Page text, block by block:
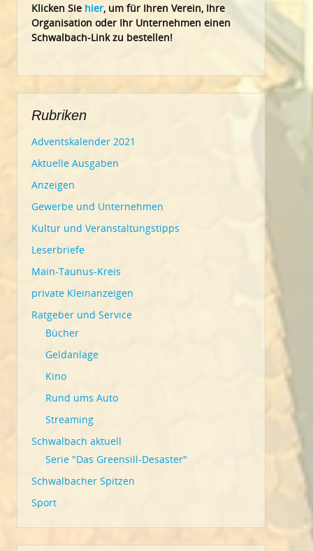
Klicken Sie hier, um für Ihren Verein, Ihre
Organisation oder Ihr Unternehmen einen
Schwalbach-Link zu bestellen!
Rubriken
Adventskalender 2021
Aktuelle Ausgaben
Anzeigen
Gewerbe und Unternehmen
Kultur und Veranstaltungstipps
Leserbriefe
Main-Taunus-Kreis
private Kleinanzeigen
Ratgeber und Service
Bücher
Geldanlage
Kino
Rund ums Auto
Streaming
Schwalbach aktuell
Serie "Das Greensill-Desaster"
Schwalbacher Spitzen
Sport